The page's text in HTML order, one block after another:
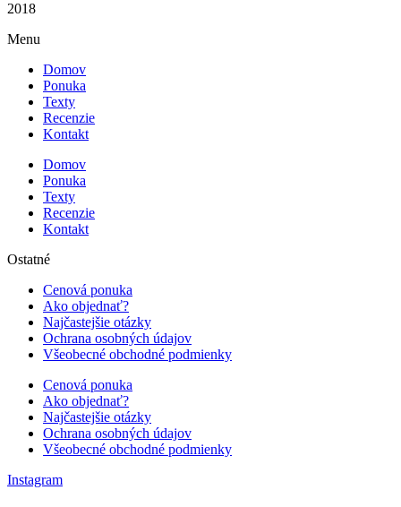
2018
Menu
Domov
Ponuka
Texty
Recenzie
Kontakt
Domov
Ponuka
Texty
Recenzie
Kontakt
Ostatné
Cenová ponuka
Ako objednať?
Najčastejšie otázky
Ochrana osobných údajov
Všeobecné obchodné podmienky
Cenová ponuka
Ako objednať?
Najčastejšie otázky
Ochrana osobných údajov
Všeobecné obchodné podmienky
Instagram